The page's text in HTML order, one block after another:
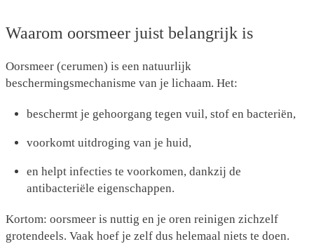
Waarom oorsmeer juist belangrijk is
Oorsmeer (cerumen) is een natuurlijk
beschermingsmechanisme van je lichaam. Het:
beschermt je gehoorgang tegen vuil, stof en bacteriën,
voorkomt uitdroging van je huid,
en helpt infecties te voorkomen, dankzij de
antibacteriële eigenschappen.
Kortom: oorsmeer is nuttig en je oren reinigen zichzelf
grotendeels. Vaak hoef je zelf dus helemaal niets te doen.